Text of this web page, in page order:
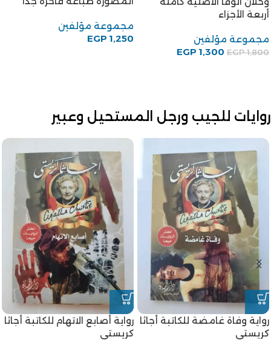
أربعة الأجزاء
مجموعة مؤلفين
EGP1,800
EGP 1,300
مجموعة مؤلفين
EGP 1,250
روايات للجيب ورجل المستحيل وعبير
رواية وفاة غامضة للكاتبة أجاثا
كريستى
رواية أصابع الاتهام للكاتبة أجاثا
كريستى